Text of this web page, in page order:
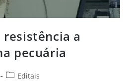
a
pecuária
Editais